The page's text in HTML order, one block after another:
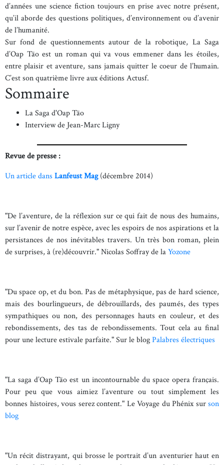
d’années une science fiction toujours en prise avec notre présent,
qu’il aborde des questions politiques, d’environnement ou d’avenir
de l’humanité.
Sur fond de questionnements autour de la robotique, La Saga
d’Oap Täo est un roman qui va vous emmener dans les étoiles,
entre plaisir et aventure, sans jamais quitter le coeur de l’humain.
C’est son quatrième livre aux éditions Actusf.
Sommaire
La Saga d'Oap Täo
Interview de Jean-Marc Ligny
Revue de presse :
Un article dans Lanfeust Mag(décembre 2014)
"De l’aventure, de la réflexion sur ce qui fait de nous des humains,
sur l’avenir de notre espèce, avec les espoirs de nos aspirations et la
persistances de nos inévitables travers. Un très bon roman, plein
de surprises, à (re)découvrir." Nicolas Soffray de laYozone
"Du space op, et du bon. Pas de métaphysique, pas de hard science,
mais des bourlingueurs, de débrouillards, des paumés, des types
sympathiques ou non, des personnages hauts en couleur, et des
rebondissements, des tas de rebondissements. Tout cela au final
pour une lecture estivale parfaite." Sur le blogPalabres électriques
"La saga d’Oap Täo est un incontournable du space opera français.
Pour peu que vous aimiez l’aventure ou tout simplement les
bonnes histoires, vous serez content." Le Voyage du Phénix surson
blog
"Un récit distrayant, qui brosse le portrait d’un aventurier haut en